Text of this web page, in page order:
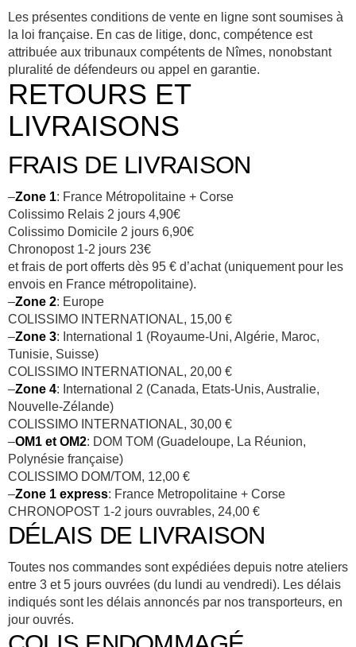
Les présentes conditions de vente en ligne sont soumises à
la loi française. En cas de litige, donc, compétence est
attribuée aux tribunaux compétents de Nîmes, nonobstant
pluralité de défendeurs ou appel en garantie.
RETOURS ET
LIVRAISONS
FRAIS DE LIVRAISON
–Zone 1: France Métropolitaine + Corse
Colissimo Relais 2 jours 4,90€
Colissimo Domicile 2 jours 6,90€
Chronopost 1-2 jours 23€
et frais de port offerts dès 95 € d’achat (uniquement pour les
envois en France métropolitaine).
–Zone 2: Europe
COLISSIMO INTERNATIONAL, 15,00 €
–Zone 3: International 1 (Royaume-Uni, Algérie, Maroc,
Tunisie, Suisse)
COLISSIMO INTERNATIONAL, 20,00 €
–Zone 4: International 2 (Canada, Etats-Unis, Australie,
Nouvelle-Zélande)
COLISSIMO INTERNATIONAL, 30,00 €
–OM1 et OM2: DOM TOM (Guadeloupe, La Réunion,
Polynésie française)
COLISSIMO DOM/TOM, 12,00 €
–Zone 1 express: France Metropolitaine + Corse
CHRONOPOST 1-2 jours ouvrables, 24,00 €
DÉLAIS DE LIVRAISON
Toutes nos commandes sont expédiées depuis notre ateliers
entre 3 et 5 jours ouvrées (du lundi au vendredi). Les délais
indiqués sont les délais annoncés par nos transporteurs, en
jour ouvrés.